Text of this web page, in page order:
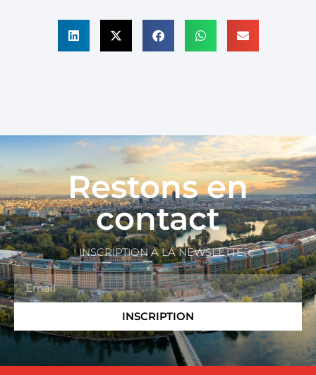
Restons en
contact
INSCRIPTION À LA NEWSLETTER
INSCRIPTION